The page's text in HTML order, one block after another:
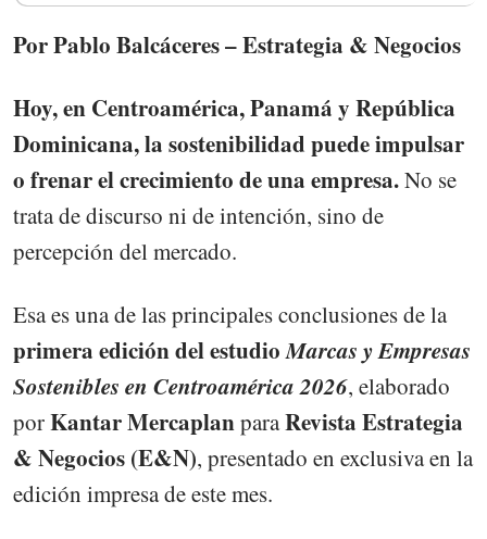
Por Pablo Balcáceres – Estrategia & Negocios
Hoy, en Centroamérica, Panamá y República
Dominicana, la sostenibilidad puede impulsar
o frenar el crecimiento de una empresa.No se
trata de discurso ni de intención, sino de
percepción del mercado.
Esa es una de las principales conclusiones de la
primera edición del estudioMarcas y Empresas
Sostenibles en Centroamérica 2026, elaborado
porKantar MercaplanparaRevista Estrategia
& Negocios (E&N), presentado en exclusiva en la
edición impresa de este mes.